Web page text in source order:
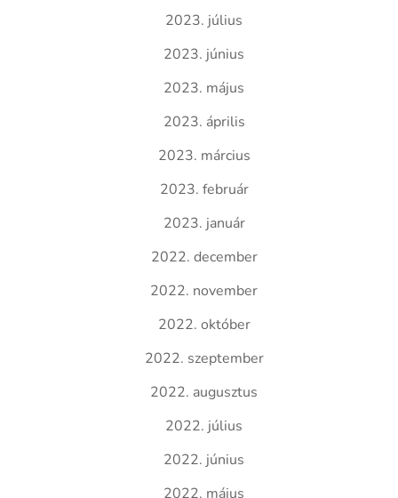
2023. július
2023. június
2023. május
2023. április
2023. március
2023. február
2023. január
2022. december
2022. november
2022. október
2022. szeptember
2022. augusztus
2022. július
2022. június
2022. május